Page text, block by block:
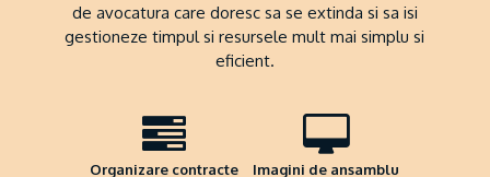
de avocatura care doresc sa se extinda si sa isi
gestioneze timpul si resursele mult mai simplu si
eficient.
Organizare contracte Imagini de ansamblu